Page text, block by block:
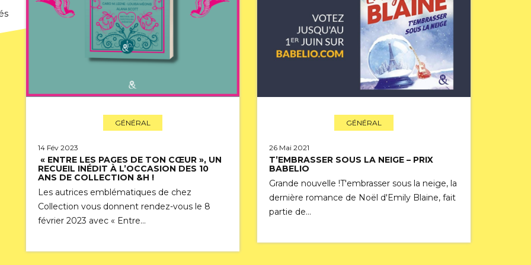
GÉNÉRAL
14 Fév 2023
« ENTRE LES PAGES DE TON CŒUR », UN
RECUEIL INÉDIT À L’OCCASION DES 10
ANS DE COLLECTION &H !
Les autrices emblématiques de chez
Collection vous donnent rendez-vous le 8
février 2023 avec « Entre…
GÉNÉRAL
26 Mai 2021
T’EMBRASSER SOUS LA NEIGE – PRIX
BABELIO
Grande nouvelle !T'embrasser sous la neige, la
dernière romance de Noël d'Emily Blaine, fait
partie de…